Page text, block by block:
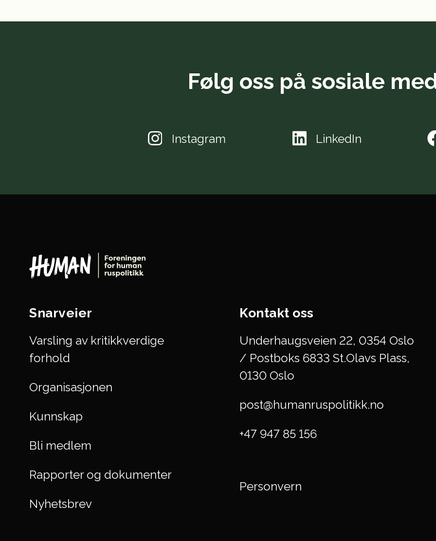
Følg oss på sosiale
Instagram LinkedIn
Snarveier
Varsling av kritikkverdige
forhold
Organisasjonen
Kunnskap
Bli medlem
Rapporter og dokumenter
Nyhetsbrev
Kontakt oss
Underhaugsveien 22, 0354 Oslo
/ Postboks 6833 St.Olavs Plass,
0130 Oslo
post@humanruspolitikk.no
+47 947 85 156
Personvern